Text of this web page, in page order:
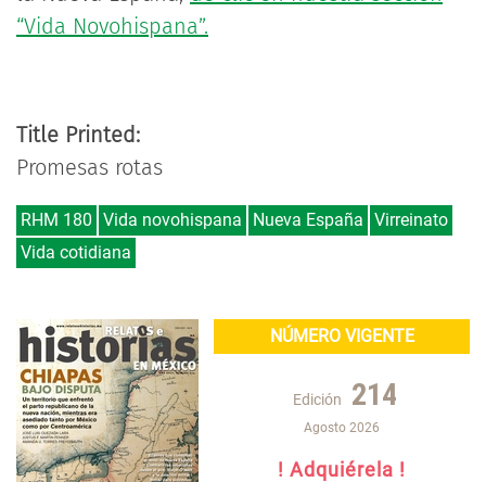
“Vida Novohispana”.
Title Printed:
Promesas rotas
RHM 180 Vida novohispana Nueva España Virreinato
Vida cotidiana
NÚMERO VIGENTE
Edición 214
Agosto 2026
! Adquiérela !